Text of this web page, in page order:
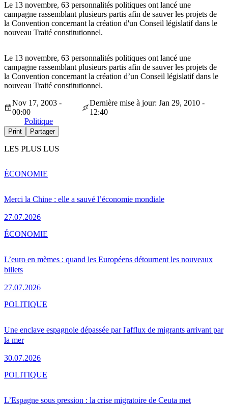
Le 13 novembre, 63 personnalités politiques ont lancé une
campagne rassemblant plusieurs partis afin de sauver les projets de
la Convention concernant la création d'un Conseil législatif dans le
nouveau Traité constitutionnel.
Le 13 novembre, 63 personnalités politiques ont lancé une
campagne rassemblant plusieurs partis afin de sauver les projets de
la Convention concernant la création d’un Conseil législatif dans le
nouveau Traité constitutionnel.
Nov 17, 2003 -
00:00
Dernière mise à jour: Jan 29, 2010 -
12:40
Politique
Print Partager
LES PLUS LUS
Merci la Chine : elle a sauvé l’économie mondiale
27.07.2026
ÉCONOMIE
L’euro en mèmes : quand les Européens détournent les nouveaux
billets
27.07.2026
ÉCONOMIE
Une enclave espagnole dépassée par l'afflux de migrants arrivant par
la mer
30.07.2026
POLITIQUE
L’Espagne sous pression : la crise migratoire de Ceuta met
POLITIQUE